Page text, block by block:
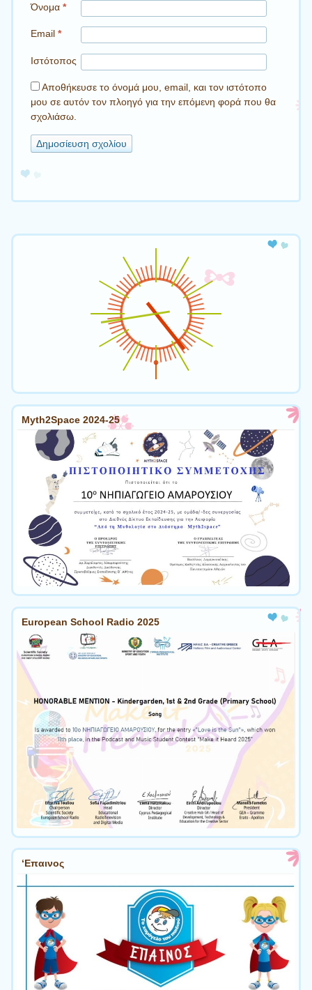
Όνομα *
Email *
Ιστότοπος
Αποθήκευσε το όνομά μου, email, και τον ιστότοπο
μου σε αυτόν τον πλοηγό για την επόμενη φορά που θα
σχολιάσω.
Myth2Space 2024-25
European School Radio 2025
‘Επαινος